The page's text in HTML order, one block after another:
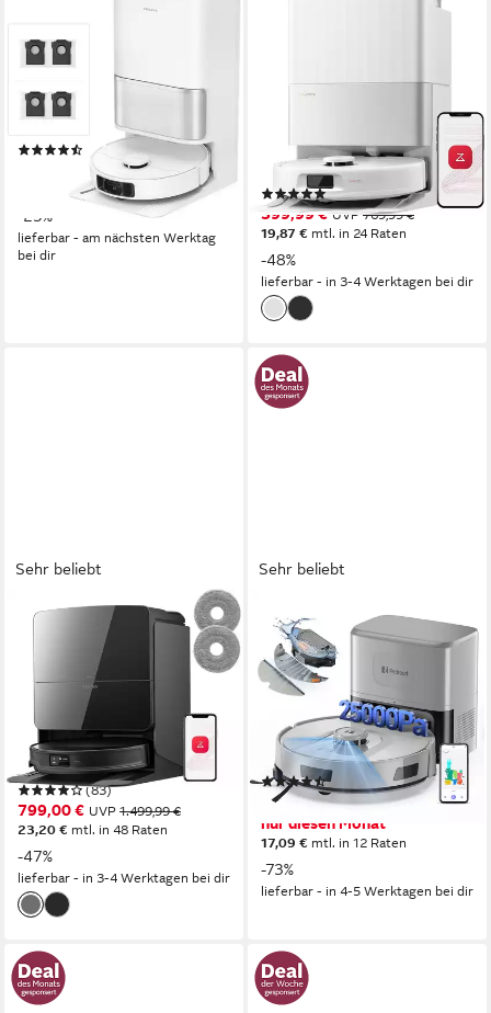
Wischfunktion L10s Ultra Gen
3 Set
600 W Leistung
0,32 l Größe Staubbehälter
(115)
ab 449,00 € UVP599,00 €
mtl. in 36 Raten
-25%
lieferbar - am nächsten Werktag
bei dir
Wischmopp
325ml l Größe Staubbehälter
300 m² Reichweite
(23)
399,99 € UVP769,99 €
19,87 € mtl. in 24 Raten
-48%
lieferbar - in 3-4 Werktagen bei dir
Sehr beliebt
ROBOROCK
Saugroboter Saros 10R
(Upgrade von S8 MaxV
Ultra)22000 Pa mit
Wischfunktion
2,5 l Größe Staubbehälter
3D TOF Solid State LIDAR
(83)
799,00 € UVP 1.499,99 €
23,20 € mtl. in 48 Raten
-47%
lieferbar - in 3-4 Werktagen bei dir
Sehr beliebt
Saugroboter mit
Wischfunktion 25KPa
Saugkraft/Absaugstation/
880 W Leistung
420ml l Größe Staubbehälter
350 m² Reichweite
(93)
187,14 € UVP688,99 €
nur diesen Monat
17,09 € mtl. in 12 Raten
-73%
lieferbar - in 4-5 Werktagen bei dir